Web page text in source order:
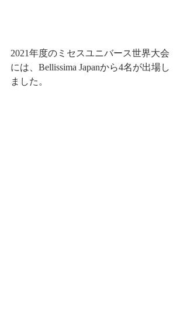
2021年度のミセスユニバース世界大会
には、Bellissima Japanから4名が出場し
ました。